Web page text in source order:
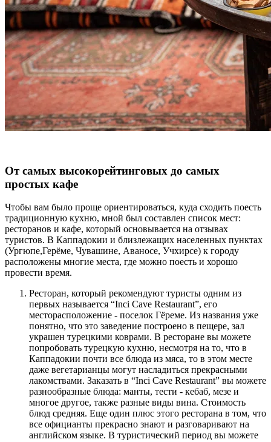
От самых высокорейтинговых до самых
простых кафе
Чтобы вам было проще ориентироваться, куда сходить поесть
традиционную кухню, мной был составлен список мест:
ресторанов и кафе, который основывается на отзывах
туристов. В Каппадокии и близлежащих населенных пунктах
(Ургюпе,Герёме, Чувашине, Аваносе, Учхирсе) к городу
расположены многие места, где можно поесть и хорошо
провести время.
Ресторан, который рекомендуют туристы одним из
первых называется “Inci Cave Restaurant”, его
месторасположение - поселок Гёреме. Из названия уже
понятно, что это заведение построено в пещере, зал
украшен турецкими коврами. В ресторане вы можете
попробовать турецкую кухню, несмотря на то, что в
Каппадокии почти все блюда из мяса, то в этом месте
даже вегетарианцы могут насладиться прекрасными
лакомствами. Заказать в “Inci Cave Restaurant” вы можете
разнообразные блюда: манты, тести - кебаб, мезе и
многое другое, также разные виды вина. Стоимость
блюд средняя. Еще один плюс этого ресторана в том, что
все официанты прекрасно знают и разговаривают на
английском языке. В туристический период вы можете